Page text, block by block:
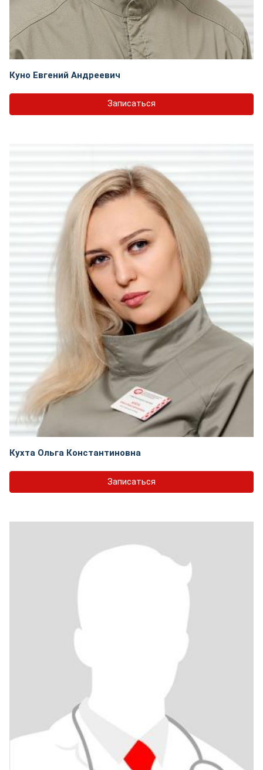
Куно Евгений Андреевич
Записаться
Кухта Ольга Константиновна
Записаться